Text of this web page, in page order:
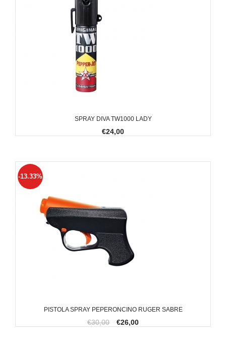
SPRAY DIVA TW1000 LADY
€24,00
PISTOLA SPRAY PEPERONCINO RUGER SABRE
-13.33%
€30,00 €26,00